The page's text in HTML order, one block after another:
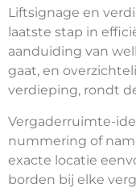
Liftsignage en
laatste stap in
aanduiding van
gaat, en
verdieping, rondt
Vergaderruimte-
nummering of
exacte locatie
borden bij elke